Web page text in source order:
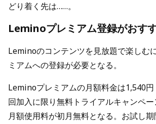
どり着く先は……。
Leminoプレミアム登録がおす
Leminoのコンテンツを見放題で楽しむ
ミアムへの登録が必要となる。
Leminoプレミアムの月額料金は1,540
回加入に限り無料トライアルキャンペ
月額使用料が初月無料となる。お試し